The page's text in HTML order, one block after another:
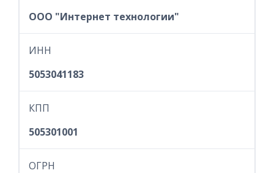
ООО "Интернет технологии"
ИНН
5053041183
КПП
505301001
ОГРН